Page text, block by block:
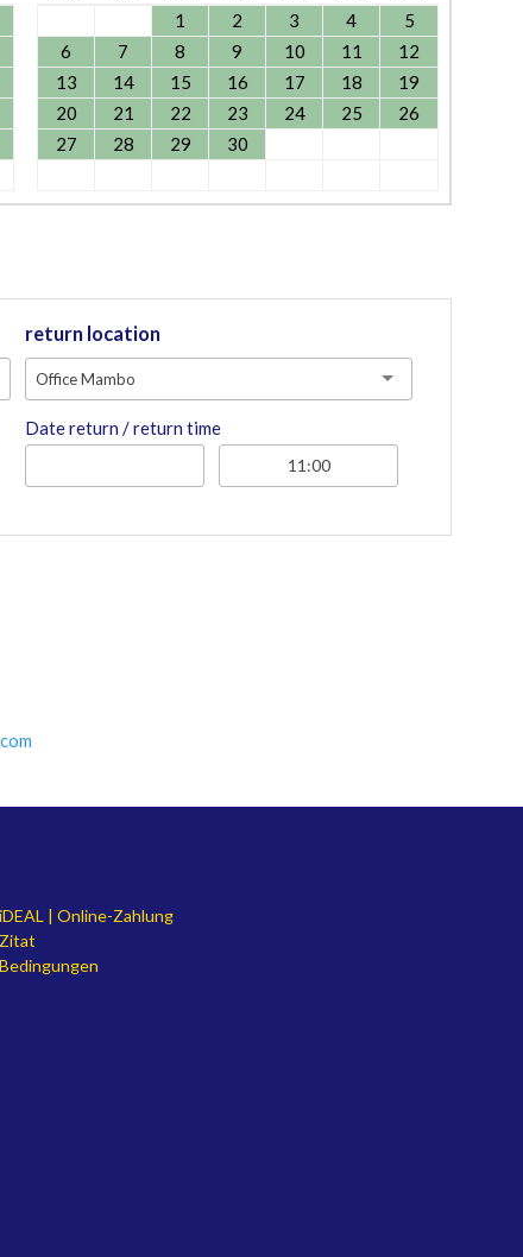
1
2 3 4
5
6
7 8 9 10 11
12
13
14 15 16 17 18
19
20
21 22 23 24 25
26
27
28 29 30
return location
Office Mambo
Date return / return time
iDEAL | Online-Zahlung
Zitat
Bedingungen